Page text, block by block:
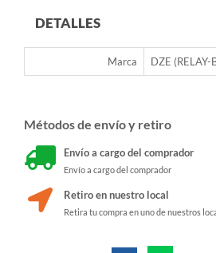
DETALLES
Marca DZE (RELAY-
Métodos de envío y retiro
Envío a cargo del comprador
Envío a cargo del comprador
Retiro en nuestro local
Retira tu compra en uno de nuestros